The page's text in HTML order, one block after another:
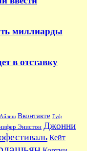
миллиарды
в отставку
Вконтакте Гуф
Энистон Джонни
Кейт